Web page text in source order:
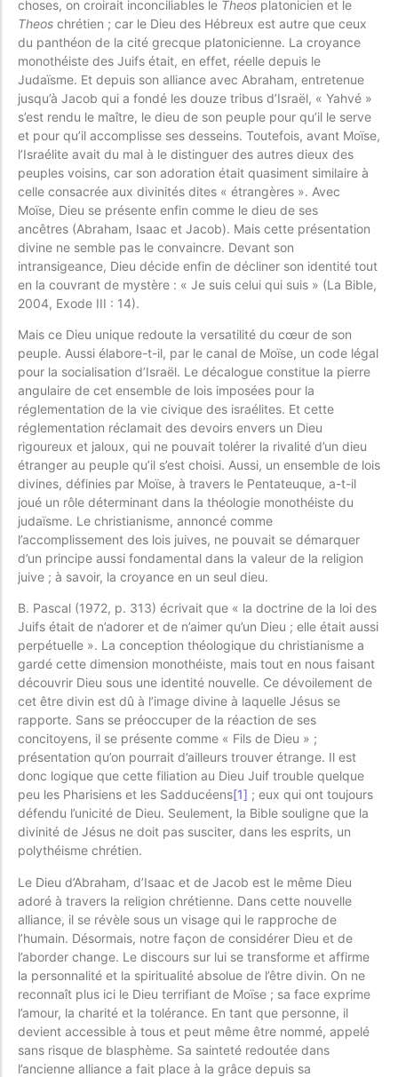
choses, on croirait inconciliables le Theos platonicien et le
Theos chrétien ; car le Dieu des Hébreux est autre que ceux
du panthéon de la cité grecque platonicienne. La croyance
monothéiste des Juifs était, en effet, réelle depuis le
Judaïsme. Et depuis son alliance avec Abraham, entretenue
jusqu’à Jacob qui a fondé les douze tribus d’Israël, « Yahvé »
s’est rendu le maître, le dieu de son peuple pour qu’il le serve
et pour qu’il accomplisse ses desseins. Toutefois, avant Moïse,
l’Israélite avait du mal à le distinguer des autres dieux des
peuples voisins, car son adoration était quasiment similaire à
celle consacrée aux divinités dites « étrangères ». Avec
Moïse, Dieu se présente enfin comme le dieu de ses
ancêtres (Abraham, Isaac et Jacob). Mais cette présentation
divine ne semble pas le convaincre. Devant son
intransigeance, Dieu décide enfin de décliner son identité tout
en la couvrant de mystère : « Je suis celui qui suis » (La Bible,
2004, Exode III : 14).
Mais ce Dieu unique redoute la versatilité du cœur de son
peuple. Aussi élabore-t-il, par le canal de Moïse, un code légal
pour la socialisation d’Israël. Le décalogue constitue la pierre
angulaire de cet ensemble de lois imposées pour la
réglementation de la vie civique des israélites. Et cette
réglementation réclamait des devoirs envers un Dieu
rigoureux et jaloux, qui ne pouvait tolérer la rivalité d’un dieu
étranger au peuple qu’il s’est choisi. Aussi, un ensemble de lois
divines, définies par Moïse, à travers le Pentateuque, a-t-il
joué un rôle déterminant dans la théologie monothéiste du
judaïsme. Le christianisme, annoncé comme
l’accomplissement des lois juives, ne pouvait se démarquer
d’un principe aussi fondamental dans la valeur de la religion
juive ; à savoir, la croyance en un seul dieu.
B. Pascal (1972, p. 313) écrivait que « la doctrine de la loi des
Juifs était de n’adorer et de n’aimer qu’un Dieu ; elle était aussi
perpétuelle ». La conception théologique du christianisme a
gardé cette dimension monothéiste, mais tout en nous faisant
découvrir Dieu sous une identité nouvelle. Ce dévoilement de
cet être divin est dû à l’image divine à laquelle Jésus se
rapporte. Sans se préoccuper de la réaction de ses
concitoyens, il se présente comme « Fils de Dieu » ;
présentation qu’on pourrait d’ailleurs trouver étrange. Il est
donc logique que cette filiation au Dieu Juif trouble quelque
peu les Pharisiens et les Sadducéens[1] ; eux qui ont toujours
défendu l’unicité de Dieu. Seulement, la Bible souligne que la
divinité de Jésus ne doit pas susciter, dans les esprits, un
polythéisme chrétien.
Le Dieu d’Abraham, d’Isaac et de Jacob est le même Dieu
adoré à travers la religion chrétienne. Dans cette nouvelle
alliance, il se révèle sous un visage qui le rapproche de
l’humain. Désormais, notre façon de considérer Dieu et de
l’aborder change. Le discours sur lui se transforme et affirme
la personnalité et la spiritualité absolue de l’être divin. On ne
reconnaît plus ici le Dieu terrifiant de Moïse ; sa face exprime
l’amour, la charité et la tolérance. En tant que personne, il
devient accessible à tous et peut même être nommé, appelé
sans risque de blasphème. Sa sainteté redoutée dans
l’ancienne alliance a fait place à la grâce depuis sa